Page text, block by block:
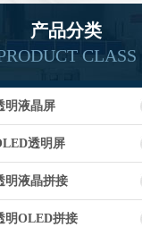
产品分类
CLASS
明液晶屏
透明屏
明液晶拼接
明OLED拼接